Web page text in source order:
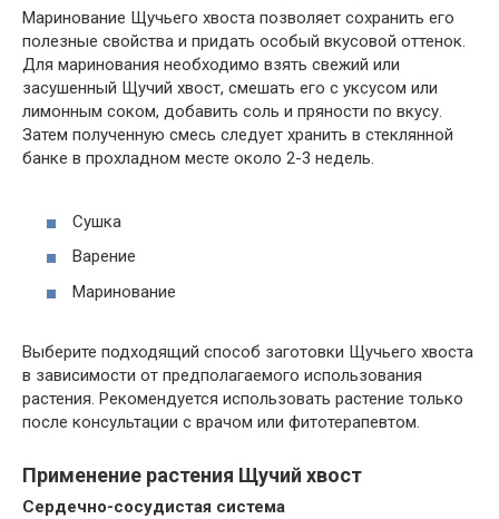
Маринование Щучьего хвоста позволяет сохранить его
полезные свойства и придать особый вкусовой оттенок.
Для маринования необходимо взять свежий или
засушенный Щучий хвост, смешать его с уксусом или
лимонным соком, добавить соль и пряности по вкусу.
Затем полученную смесь следует хранить в стеклянной
банке в прохладном месте около 2-3 недель.
Сушка
Варение
Маринование
Выберите подходящий способ заготовки Щучьего хвоста
в зависимости от предполагаемого использования
растения. Рекомендуется использовать растение только
после консультации с врачом или фитотерапевтом.
Применение растения Щучий хвост
Сердечно-сосудистая система